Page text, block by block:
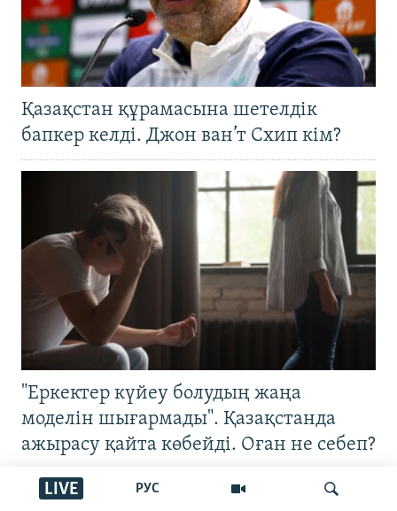
РУС
LIVE
Қазақстан құрамасына шетелдік
бапкер келді. Джон ван’т Схип кім?
"Еркектер күйеу болудың жаңа
моделін шығармады". Қазақстанда
ажырасу қайта көбейді. Оған не себеп?